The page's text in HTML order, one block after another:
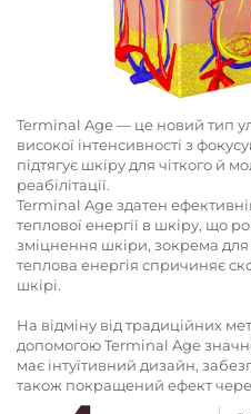
Terminal Age — це новий тип
високої інтенсивності з
підтягує шкіру для чіткого й
реабілітації.
Terminal Age здатен
теплової енергії в шкіру, що
зміцнення шкіри, зокрема
теплова енергія спричиняє
шкірі.
На відміну від традиційних
допомогою Terminal Age
має інтуїтивний дизайн,
також покращений ефект